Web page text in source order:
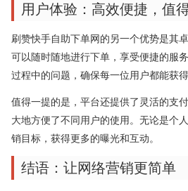
用户体验：高效便捷，值
刷赞快手自助下单网的另一个优势是其
可以随时随地进行下单，享受便捷的服
过程中的问题，确保每一位用户都能获
值得一提的是，平台还提供了灵活的支
大地方便了不同用户的使用。无论是个
销目标，获得更多的曝光和互动。
结语：让网络营销更简单